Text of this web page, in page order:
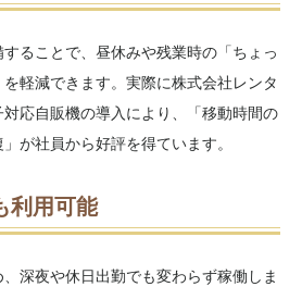
ることで、昼休みや残業時の「ちょっ
軽減できます。実際に株式会社レンタ
応自販機の導入により、「移動時間の
が社員から好評を得ています。
利用可能
深夜や休日出勤でも変わらず稼働しま